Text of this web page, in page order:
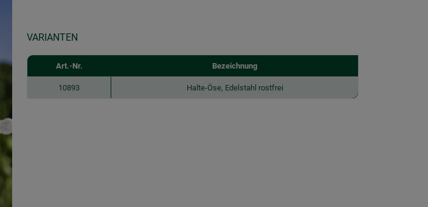
VARIANTEN
Art.-Nr. Bezeichnung
10893 Halte-Öse, Edelstahl rostfrei